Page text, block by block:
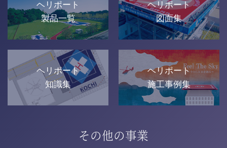
ヘリポート
製品一覧
ヘリポート
図面集
ヘリポート
知識集
ヘリポート
施工事例集
その他の事業